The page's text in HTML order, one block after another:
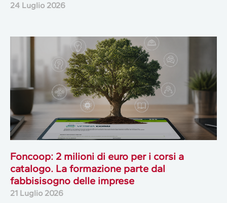
24 Luglio 2026
Foncoop: 2 milioni di euro per i corsi a
catalogo. La formazione parte dal
fabbisisogno delle imprese
21 Luglio 2026